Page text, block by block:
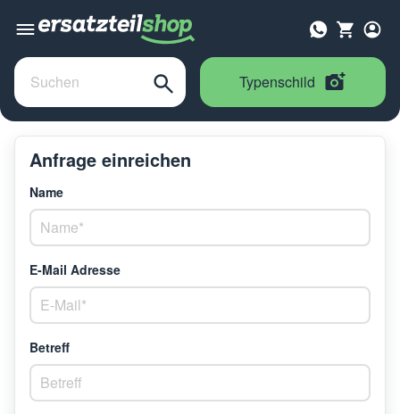
Typenschild
Anfrage einreichen
Name
E-Mail Adresse
Betreff